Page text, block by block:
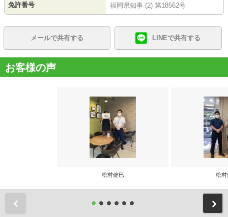
免許番号 福岡県知事 (2) 第18562号
メールで共有する LINEで共有する
お客様の声
松村健巳 松村